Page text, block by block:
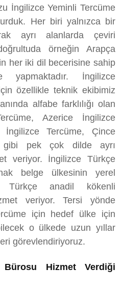
İngilizce Yeminli Tercüme
Her biri yalnızca bir
ayrı alanlarda çeviri
örneğin Arapça
her iki dil becerisine sahip
yapmaktadır. İngilizce
özellikle teknik ekibimiz
alfabe farklılığı olan
Azerice İngilizce
İngilizce Tercüme, Çince
gibi pek çok dilde ayrı
veriyor. İngilizce Türkçe
belge ülkesinin yerel
Türkçe anadil kökenli
veriyor. Tersi yönde
için hedef ülke için
o ülkede uzun yıllar
görevlendiriyoruz.
Bürosu Hizmet Verdiği